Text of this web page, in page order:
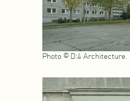
Photo © D:4 Architecture.